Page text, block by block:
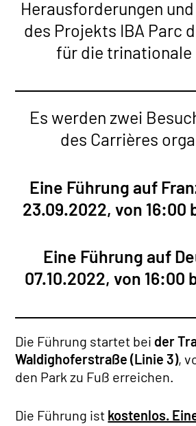
Herausforderungen
des Projekts IBA Parc
für die trinationale
Es werden zwei
des Carrières
Eine Führung auf
23.09.2022, von 16:00
Eine Führung auf
07.10.2022, von 16:00
Die Führung startet beider
Waldighoferstraße (Linie 3),
den Park zu Fuß erreichen.
Die Führung ist kostenlos.